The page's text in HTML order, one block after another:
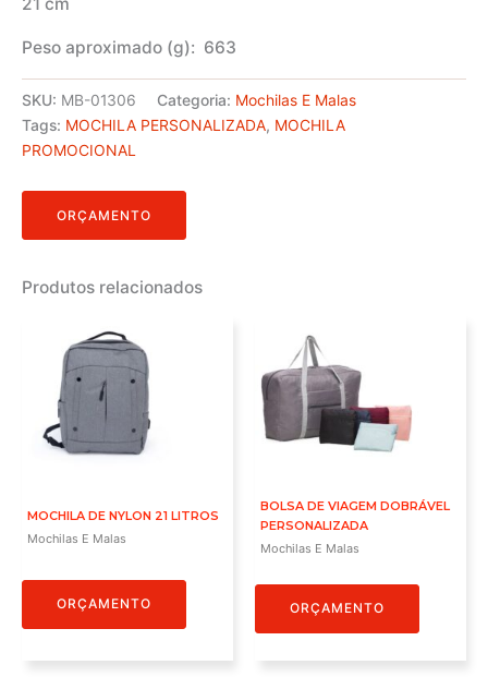
Peso aproximado (g): 663
SKU: MB-01306 Categoria: Mochilas E Malas
Tags: MOCHILA PERSONALIZADA, MOCHILA
PROMOCIONAL
ORÇAMENTO
Produtos relacionados
MOCHILA DE NYLON 21 LITROS
Mochilas E Malas
ORÇAMENTO
BOLSA DE VIAGEM DOBRÁVEL
PERSONALIZADA
Mochilas E Malas
ORÇAMENTO